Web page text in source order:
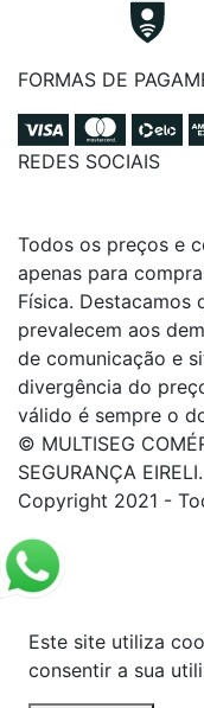
FORMAS DE
REDES SOCIAIS
Todos os preços e
apenas para
Física. Destacamos
prevalecem aos
de comunicação e
divergência do
válido é sempre o
© MULTISEG
SEGURANÇA
Copyright 2021 -
Este site utiliza
consentir a sua